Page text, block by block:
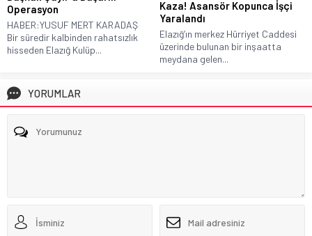
Operasyon
HABER:YUSUF MERT KARADAŞ
Bir süredir kalbinden rahatsızlık
hisseden Elazığ Kulüp...
Kaza! Asansör Kopunca İşçi
Yaralandı
Elazığ’ın merkez Hürriyet Caddesi
üzerinde bulunan bir inşaatta
meydana gelen...
YORUMLAR